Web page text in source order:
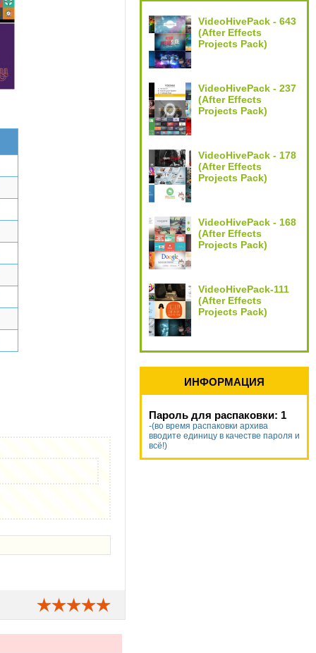
VideoHivePack - 643
(After Effects
Projects Pack)
VideoHivePack - 237
(After Effects
Projects Pack)
VideoHivePack - 178
(After Effects
Projects Pack)
VideoHivePack - 168
(After Effects
Projects Pack)
VideoHivePack-111
(After Effects
Projects Pack)
ИНФОРМАЦИЯ
Пароль для распаковки: 1
-(во время распаковки архива
вводите единицу в качестве пароля и
всё!)